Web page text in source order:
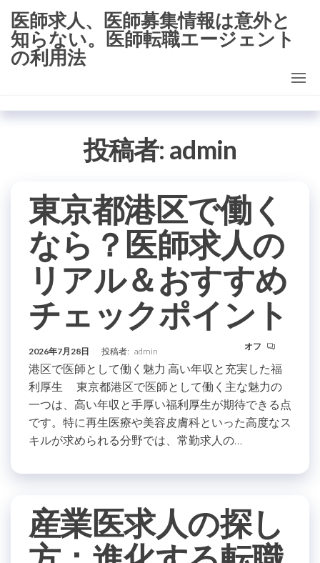
コ
ン
テ
に
医師求人、医師募集情報は意外と
知らない。医師転職エージェント
の利用法
投稿者: admin
東京都港区で働く
なら？医師求人の
リアル＆おすすめ
チェックポイント
2026年7月28日 投稿者: admin オフ
港区で医師として働く魅力 高い年収と充実した福
利厚生 東京都港区で医師として働く主な魅力の
一つは、高い年収と手厚い福利厚生が期待できる点
です。特に再生医療や美容皮膚科といった高度なス
キルが求められる分野では、常勤求人の…
産業医求人の探し